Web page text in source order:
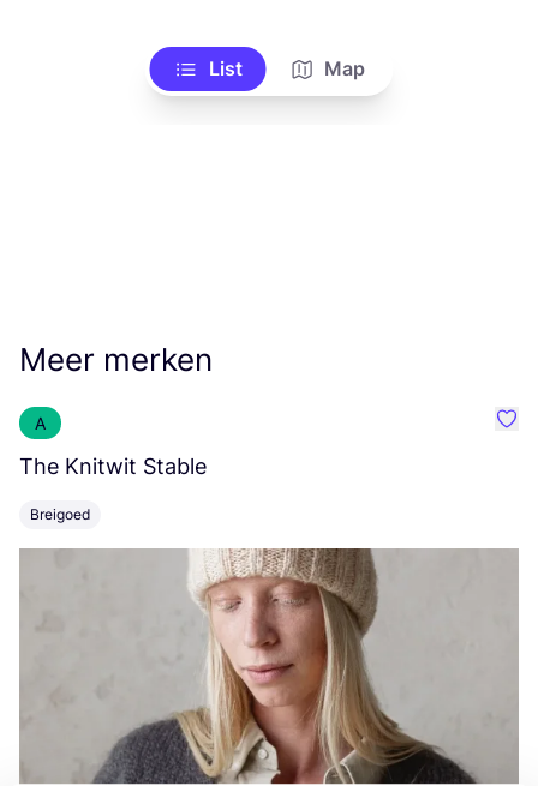
List Map
Meer merken
A
The Knitwit Stable
Breigoed